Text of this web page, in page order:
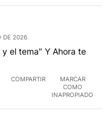
DE 2026
el tema" Y Ahora te
COMPARTIR
MARCAR
COMO
INAPROPIADO